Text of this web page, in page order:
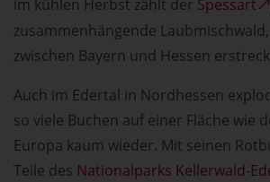
im kühlen Herbst zählt der Spessart
zusammenhängende
zwischen Bayern und Hessen
Auch im Edertal in Nordhessen
so viele Buchen auf einer Fläche wie
Europa kaum wieder. Mit seinen
Teile des Nationalparks Kellerwald-